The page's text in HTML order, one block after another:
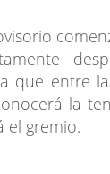
que entre
la
el gremio.